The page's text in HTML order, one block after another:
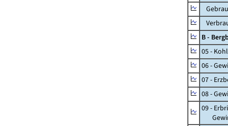
B -
05 -
06 -
07 -
08 -
09 -